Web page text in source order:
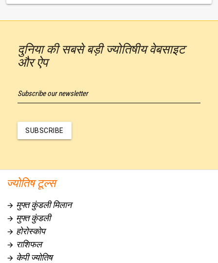
दुनिया की सबसे बड़ी ज्योतिषीय वेबसाइट
और ऐप
Subscribe our newsletter
SUBSCRIBE
ज्योतिष टूल्स
 मुफ्त कुंडली मिलान
 मुफ्त कुंडली
 होरोस्कोप
 राशिफल
 केपी ज्योतिष